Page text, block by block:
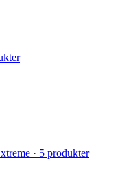
· 5 produkter